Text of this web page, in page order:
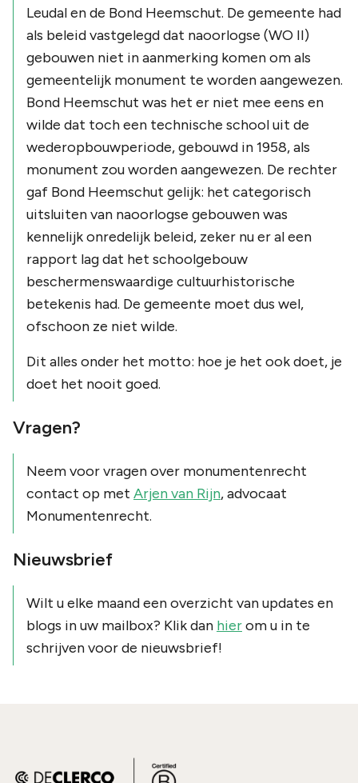
Leudal en de Bond Heemschut. De gemeente had
als beleid vastgelegd dat naoorlogse (WO II)
gebouwen niet in aanmerking komen om als
gemeentelijk monument te worden aangewezen.
Bond Heemschut was het er niet mee eens en
wilde dat toch een technische school uit de
wederopbouwperiode, gebouwd in 1958, als
monument zou worden aangewezen. De rechter
gaf Bond Heemschut gelijk: het categorisch
uitsluiten van naoorlogse gebouwen was
kennelijk onredelijk beleid, zeker nu er al een
rapport lag dat het schoolgebouw
beschermenswaardige cultuurhistorische
betekenis had. De gemeente moet dus wel,
ofschoon ze niet wilde.
Dit alles onder het motto: hoe je het ook doet, je
doet het nooit goed.
Vragen?
Neem voor vragen over monumentenrecht
contact op met Arjen van Rijn, advocaat
Monumentenrecht.
Nieuwsbrief
Wilt u elke maand een overzicht van updates en
blogs in uw mailbox? Klik dan hierom u in te
schrijven voor de nieuwsbrief!